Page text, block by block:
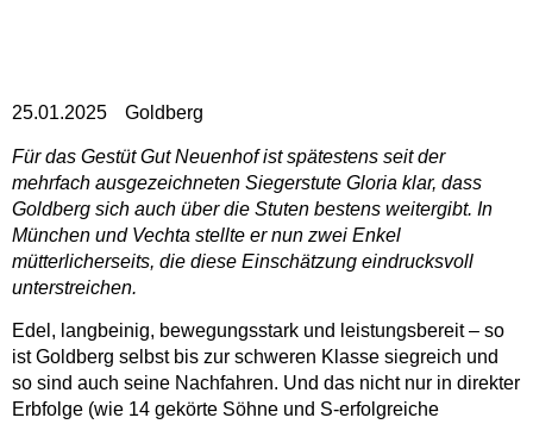
25.01.2025 Goldberg
Für das Gestüt Gut Neuenhof ist spätestens seit der
mehrfach ausgezeichneten Siegerstute Gloria klar, dass
Goldberg sich auch über die Stuten bestens weitergibt. In
München und Vechta stellte er nun zwei Enkel
mütterlicherseits, die diese Einschätzung eindrucksvoll
unterstreichen.
Edel, langbeinig, bewegungsstark und leistungsbereit – so
ist Goldberg selbst bis zur schweren Klasse siegreich und
so sind auch seine Nachfahren. Und das nicht nur in direkter
Erbfolge (wie 14 gekörte Söhne und S-erfolgreiche